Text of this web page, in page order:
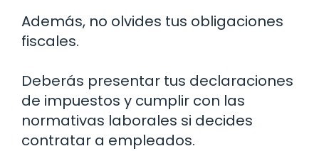
Además, no olvides tus obligaciones
fiscales.
Deberás presentar tus declaraciones
de impuestos y cumplir con las
normativas laborales si decides
contratar a empleados.